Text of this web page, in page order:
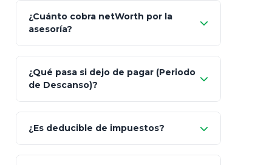
GNP (Proyecta)
¿Cuánto cobra netWorth por la
asesoría?
¿Qué pasa si dejo de pagar (Periodo
de Descanso)?
¿Es deducible de impuestos?